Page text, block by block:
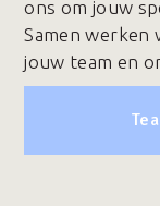
ons om jouw
Samen werken
jouw team en